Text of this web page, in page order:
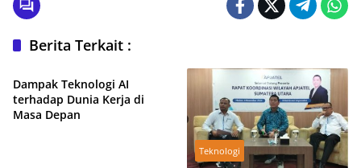
Berita Terkait :
Teknologi
Dampak Teknologi AI
terhadap Dunia Kerja di
Masa Depan
Teknologi